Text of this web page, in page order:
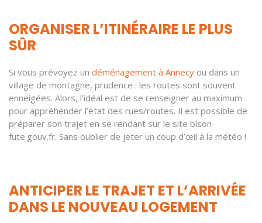
ORGANISER L’ITINÉRAIRE LE PLUS
SÛR
Si vous prévoyez un déménagement à Annecy ou dans un
village de montagne, prudence : les routes sont souvent
enneigées. Alors, l’idéal est de se renseigner au maximum
pour appréhender l’état des rues/routes. Il est possible de
préparer son trajet en se rendant sur le site bison-
fute.gouv.fr. Sans oublier de jeter un coup d’œil à la météo !
ANTICIPER LE TRAJET ET L’ARRIVÉE
DANS LE NOUVEAU LOGEMENT